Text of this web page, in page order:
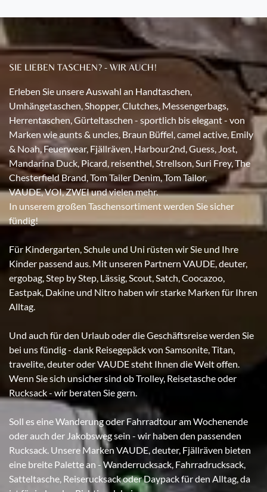
SIE LIEBEN TASCHEN? - WIR AUCH!
Erleben Sie unsere Auswahl an Handtaschen,
Umhängetaschen, Shopper, Clutches, Messengerbags,
Herrentaschen, Gürteltaschen - sportlich bis elegant - von
Marken wie aunts & uncles, Braun Büffel, camel active, Emily
& Noah, Feuerwear, Fjällräven, Harbour2nd, Guess, Jost,
Mandarina Duck, Picard, reisenthel, Strellson, Suri Frey, The
Chesterfield Brand, Tom Tailer Denim, Tom Tailor,
VAUDE, VOI, ZWEI und vielen mehr.
In unserem großen Taschensortiment werden Sie sicher
fündig!
Für Kindergarten, Schule und Uni rüsten wir Sie und Ihre
Kinder passend aus. Mit unseren Partnern VAUDE, deuter,
ergobag, Step by Step, Lässig, Scout, Satch, Coocazoo,
Eastpak, Dakine und Nitro haben wir starke Marken für Ihren
Alltag.
Und auch für den Urlaub oder die Geschäftsreise werden Sie
bei uns fündig - dank Reisegepäck von Samsonite, Titan,
travelite, deuter oder VAUDE steht Ihnen die Welt offen.
Wenn Sie sich unsicher sind ob Trolley, Reisetasche oder
Rucksack - wir beraten Sie gern.
Soll es eine Wanderung oder Fahrradtour am Wochenende
oder auch der Jakobsweg sein - wir haben den passenden
Rucksack. Unsere Marken VAUDE, deuter, Fjällräven bieten
eine breite Palette an - Wanderrucksack, Fahrradrucksack,
Satteltasche, Reiserucksack oder Daypack für den Alltag, da